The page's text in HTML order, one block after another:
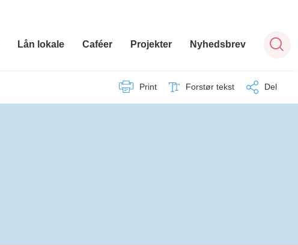
Lån lokale Caféer Projekter Nyhedsbrev
Print Forstør tekst Del